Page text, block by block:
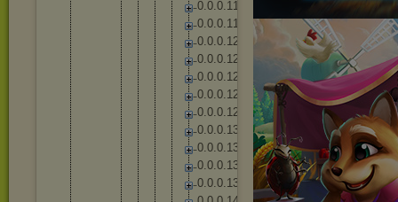
0.0.0.11
0.0.0.11
0.0.0.12
0.0.0.12
0.0.0.12
0.0.0.12
0.0.0.12
0.0.0.13
0.0.0.13
0.0.0.13
0.0.0.13